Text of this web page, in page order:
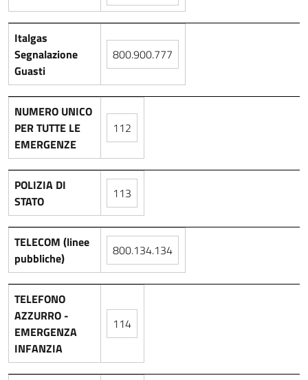
Italgas
Segnalazione
Guasti
800.900.777
NUMERO UNICO
PER TUTTE LE
EMERGENZE
112
POLIZIA DI
STATO
113
TELECOM (linee
pubbliche)
800.134.134
TELEFONO
AZZURRO -
EMERGENZA
INFANZIA
114